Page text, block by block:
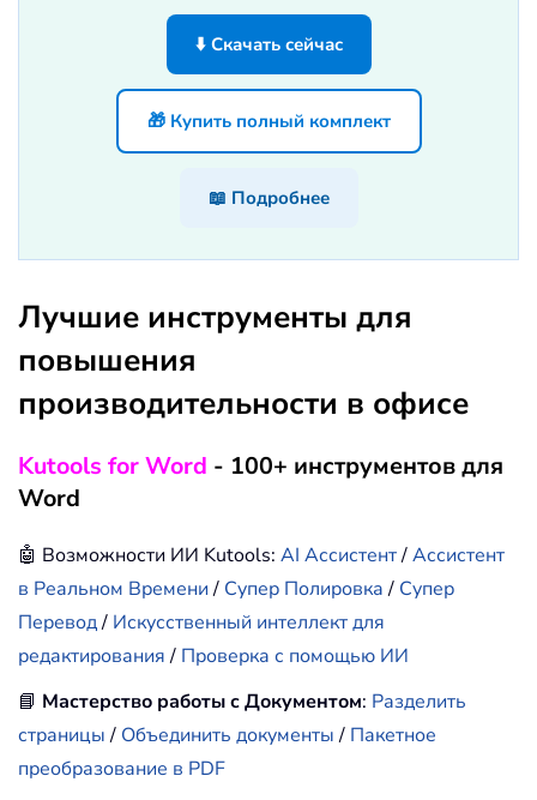
⬇️ Скачать сейчас
🎁 Купить полный комплект
📖 Подробнее
Лучшие инструменты для
повышения
производительности в офисе
Kutools for Word - 100+ инструментов для
Word
🤖 Возможности ИИ Kutools: AI Ассистент/Ассистент
в Реальном Времени/ Супер Полировка/ Супер
Перевод/ Искусственный интеллект для
редактирования/ Проверка с помощью ИИ
📘 Мастерство работы с Документом: Разделить
страницы/ Объединить документы/ Пакетное
преобразование в PDF